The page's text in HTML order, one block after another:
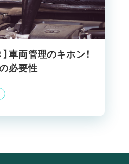
車両管理のキホン！
必要性